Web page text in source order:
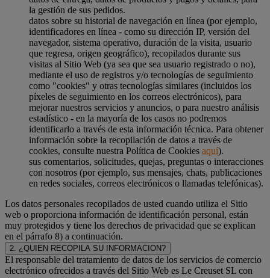
la gestión de sus pedidos.
datos sobre su historial de navegación en línea (por ejemplo,
identificadores en línea - como su dirección IP, versión del
navegador, sistema operativo, duración de la visita, usuario
que regresa, origen geográfico), recopilados durante sus
visitas al Sitio Web (ya sea que sea usuario registrado o no),
mediante el uso de registros y/o tecnologías de seguimiento
como "cookies" y otras tecnologías similares (incluidos los
píxeles de seguimiento en los correos electrónicos), para
mejorar nuestros servicios y anuncios, o para nuestro análisis
estadístico - en la mayoría de los casos no podremos
identificarlo a través de esta información técnica. Para obtener
información sobre la recopilación de datos a través de
cookies, consulte nuestra Política de Cookies aquí).
sus comentarios, solicitudes, quejas, preguntas o interacciones
con nosotros (por ejemplo, sus mensajes, chats, publicaciones
en redes sociales, correos electrónicos o llamadas telefónicas).
Los datos personales recopilados de usted cuando utiliza el Sitio
web o proporciona información de identificación personal, están
muy protegidos y tiene los derechos de privacidad que se explican
en el párrafo 8) a continuación.
2. ¿QUIEN RECOPILA SU INFORMACION?
El responsable del tratamiento de datos de los servicios de comercio
electrónico ofrecidos a través del Sitio Web es Le Creuset SL con